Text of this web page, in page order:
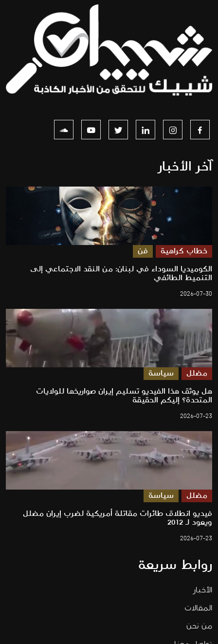
آخر الأخبار
خطاب كراهية فن
الكوميديا السوداء في لبنان: من النقد الاجتماعي إلى
التنميط الطائفي
2026-07-30
مضلل سياسة
هل يوثق هذا الفيديو تسليم إيران صواريخها للولايات
المتحدة؟ إليكم الحقيقة
2026-07-23
مضلل سياسة
فيديو انطلاق طائرات مقاتلة أمريكية لضرب إيران مضلل
ويعود لـ 2012
2026-07-23
روابط سريعة
الأخبار
المقالات
من نحن